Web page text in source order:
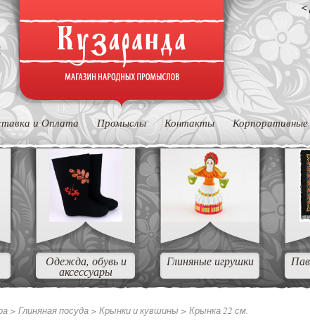
<
и Оплата Промыслы Контакты Корпоративные
Одежда, обувь и
аксессуары
Глиняные игрушки
> Глиняная посуда > Крынки и кувшины > Крынка 22 см.